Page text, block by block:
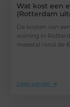
Wat kost een
(Rotterdam
De kosten van
woning in
meestal rond de
Lees verder ➜